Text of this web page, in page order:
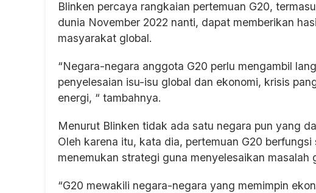
Blinken percaya rangkaian pertemuan G20,
dunia November 2022 nanti, dapat memberikan
masyarakat global.
“Negara-negara anggota G20 perlu mengambil
penyelesaian isu-isu global dan ekonomi, krisis
energi, “ tambahnya.
Menurut Blinken tidak ada satu negara pun yang
Oleh karena itu, kata dia, pertemuan G20
menemukan strategi guna menyelesaikan masalah
“G20 mewakili negara-negara yang memimpin